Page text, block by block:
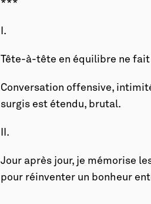
***
I.
Tête-à-tête en équilibre ne fait
Conversation offensive,
surgis est étendu, brutal.
II.
Jour après jour, je mémorise
pour réinventer un bonheur